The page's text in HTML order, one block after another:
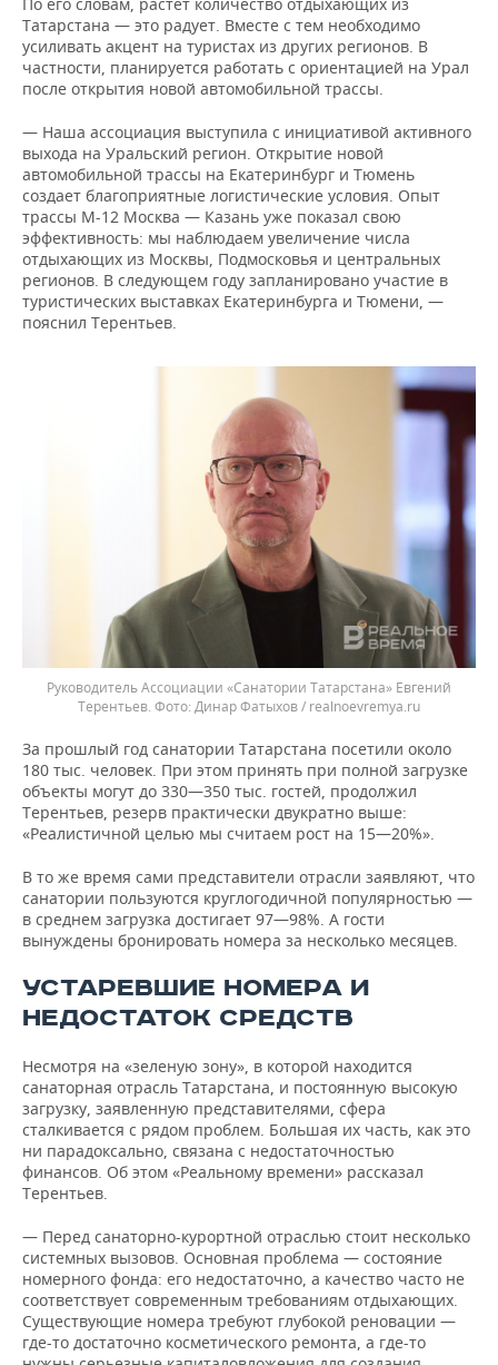
Татарстана — это радует. Вместе с тем необходимо
усиливать акцент на туристах из других регионов. В
частности, планируется работать с ориентацией на Урал
после открытия новой автомобильной трассы.
— Наша ассоциация выступила с инициативой активного
выхода на Уральский регион. Открытие новой
автомобильной трассы на Екатеринбург и Тюмень
создает благоприятные логистические условия. Опыт
трассы М-12 Москва — Казань уже показал свою
эффективность: мы наблюдаем увеличение числа
отдыхающих из Москвы, Подмосковья и центральных
регионов. В следующем году запланировано участие в
туристических выставках Екатеринбурга и Тюмени, —
пояснил Терентьев.
Руководитель Ассоциации «Санатории Татарстана» Евгений
Терентьев.
Динар Фатыхов / realnoevremya.ru
За прошлый год санатории Татарстана посетили около
180 тыс. человек. При этом принять при полной загрузке
объекты могут до 330—350 тыс. гостей, продолжил
Терентьев, резерв практически двукратно выше:
«Реалистичной целью мы считаем рост на 15—20%».
В то же время сами представители отрасли заявляют, что
санатории пользуются круглогодичной популярностью —
в среднем загрузка достигает 97—98%. А гости
вынуждены бронировать номера за несколько месяцев.
УСТАРЕВШИЕ НОМЕРА И
НЕДОСТАТОК СРЕДСТВ
Несмотря на «зеленую зону», в которой находится
санаторная отрасль Татарстана, и постоянную высокую
загрузку, заявленную представителями, сфера
сталкивается с рядом проблем. Большая их часть, как это
ни парадоксально, связана с недостаточностью
финансов. Об этом «Реальному времени» рассказал
Терентьев.
— Перед санаторно-курортной отраслью стоит несколько
системных вызовов. Основная проблема — состояние
номерного фонда: его недостаточно, а качество часто не
соответствует современным требованиям отдыхающих.
Существующие номера требуют глубокой реновации —
где-то достаточно косметического ремонта, а где-то